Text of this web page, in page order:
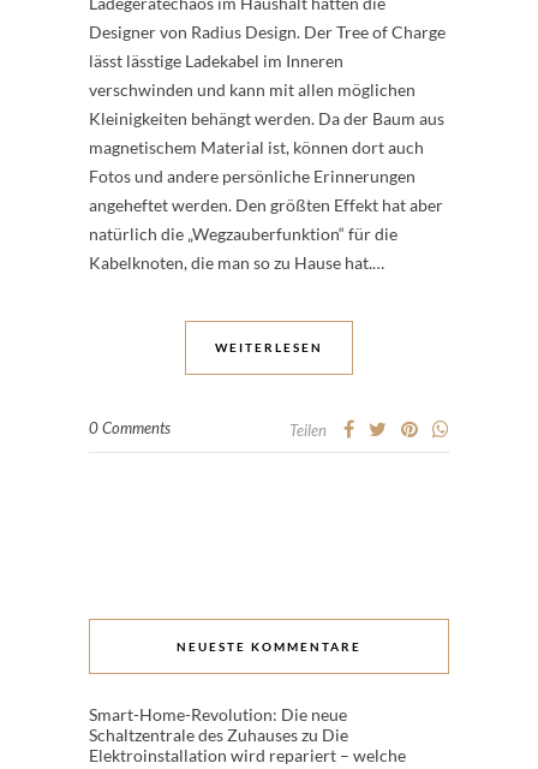
Designer von Radius Design. Der Tree of Charge
lässt lässtige Ladekabel im Inneren
verschwinden und kann mit allen möglichen
Kleinigkeiten behängt werden. Da der Baum aus
magnetischem Material ist, können dort auch
Fotos und andere persönliche Erinnerungen
angeheftet werden. Den größten Effekt hat aber
natürlich die „Wegzauberfunktion“ für die
Kabelknoten, die man so zu Hause hat.…
WEITERLESEN
0 Comments Teilen
NEUESTE KOMMENTARE
Smart-Home-Revolution: Die neue
Schaltzentrale des Zuhauseszu Die
Elektroinstallation wird repariert – welche